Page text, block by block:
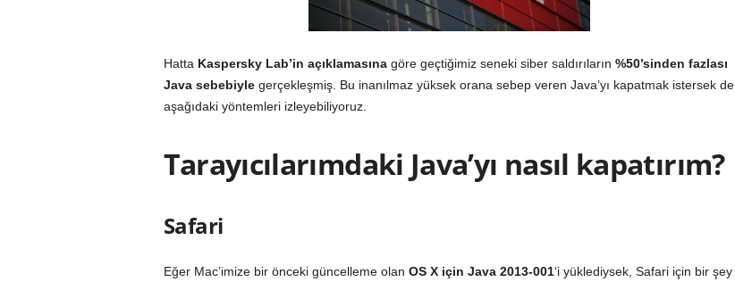
Hatta Kaspersky Lab’in açıklamasınagöre geçtiğimiz seneki siber saldırıların %50’sinden fazlası
Java sebebiylegerçekleşmiş. Bu inanılmaz yüksek orana sebep veren Java’yı kapatmak istersek de
aşağıdaki yöntemleri izleyebiliyoruz.
Tarayıcılarımdaki Java’yı nasıl kapatırım?
Safari
Eğer Mac’imize bir önceki güncelleme olan OS X için Java 2013-001‘i yüklediysek, Safari için bir şey